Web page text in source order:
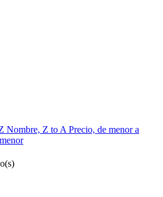
Nombre, Z to APrecio, de menor a